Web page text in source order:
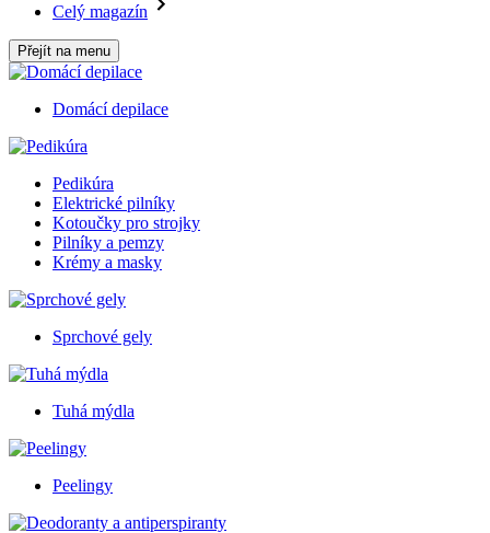
Celý magazín
Přejít na menu
Domácí depilace
Pedikúra
Elektrické pilníky
Kotoučky pro strojky
Pilníky a pemzy
Krémy a masky
Sprchové gely
Tuhá mýdla
Peelingy